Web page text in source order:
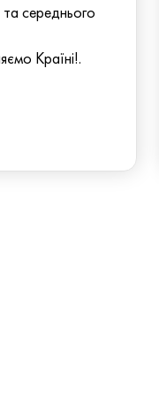
середнього
Країні!.